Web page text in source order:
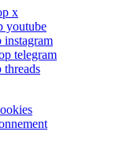
x
youtube
instagram
telegram
threads